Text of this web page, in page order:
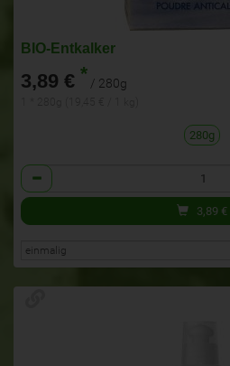
BIO-Entkalker
3,89 € * / 280g
280g
Anzahl
3,89 €